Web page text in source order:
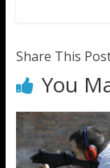
Share This
You